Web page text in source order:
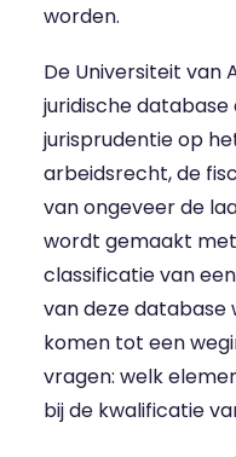
worden.
De Universiteit van
juridische
jurisprudentie op
arbeidsrecht, de
van ongeveer de
wordt gemaakt
classificatie van
van deze
komen tot een
vragen: welk
bij de kwalificatie